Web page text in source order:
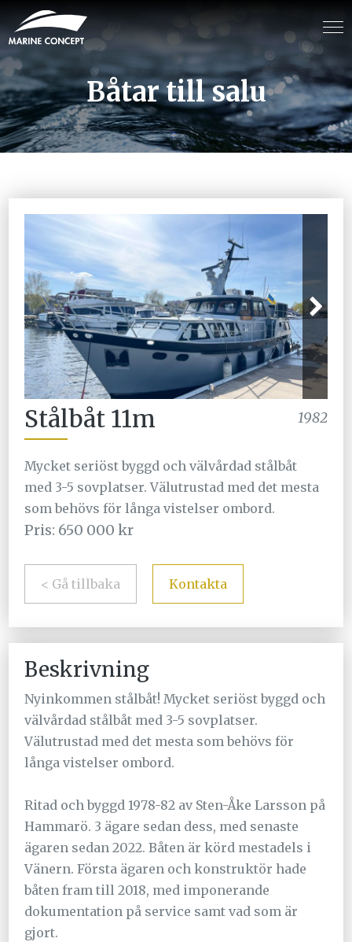
Båtar till salu
Stålbåt 11m 1982
Mycket seriöst byggd och välvårdad stålbåt
med 3-5 sovplatser. Välutrustad med det mesta
som behövs för långa vistelser ombord.
Pris: 650 000 kr
< Gå tillbaka Kontakta
Beskrivning
Nyinkommen stålbåt! Mycket seriöst byggd och
välvårdad stålbåt med 3-5 sovplatser.
Välutrustad med det mesta som behövs för
långa vistelser ombord.
Ritad och byggd 1978-82 av Sten-Åke Larsson på
Hammarö. 3 ägare sedan dess, med senaste
ägaren sedan 2022. Båten är körd mestadels i
Vänern. Första ägaren och konstruktör hade
båten fram till 2018, med imponerande
dokumentation på service samt vad som är
gjort.